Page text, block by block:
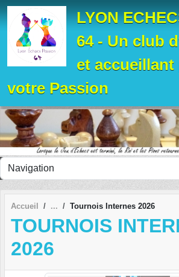
LYON
64 - Un club
et
votre Passion
Accueil Tournois Internes 2026
TOURNOIS
2026
Panneau de gestion des cookies